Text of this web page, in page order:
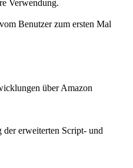
Verwendung.
Benutzer zum ersten Mal
über Amazon
erweiterten Script- und